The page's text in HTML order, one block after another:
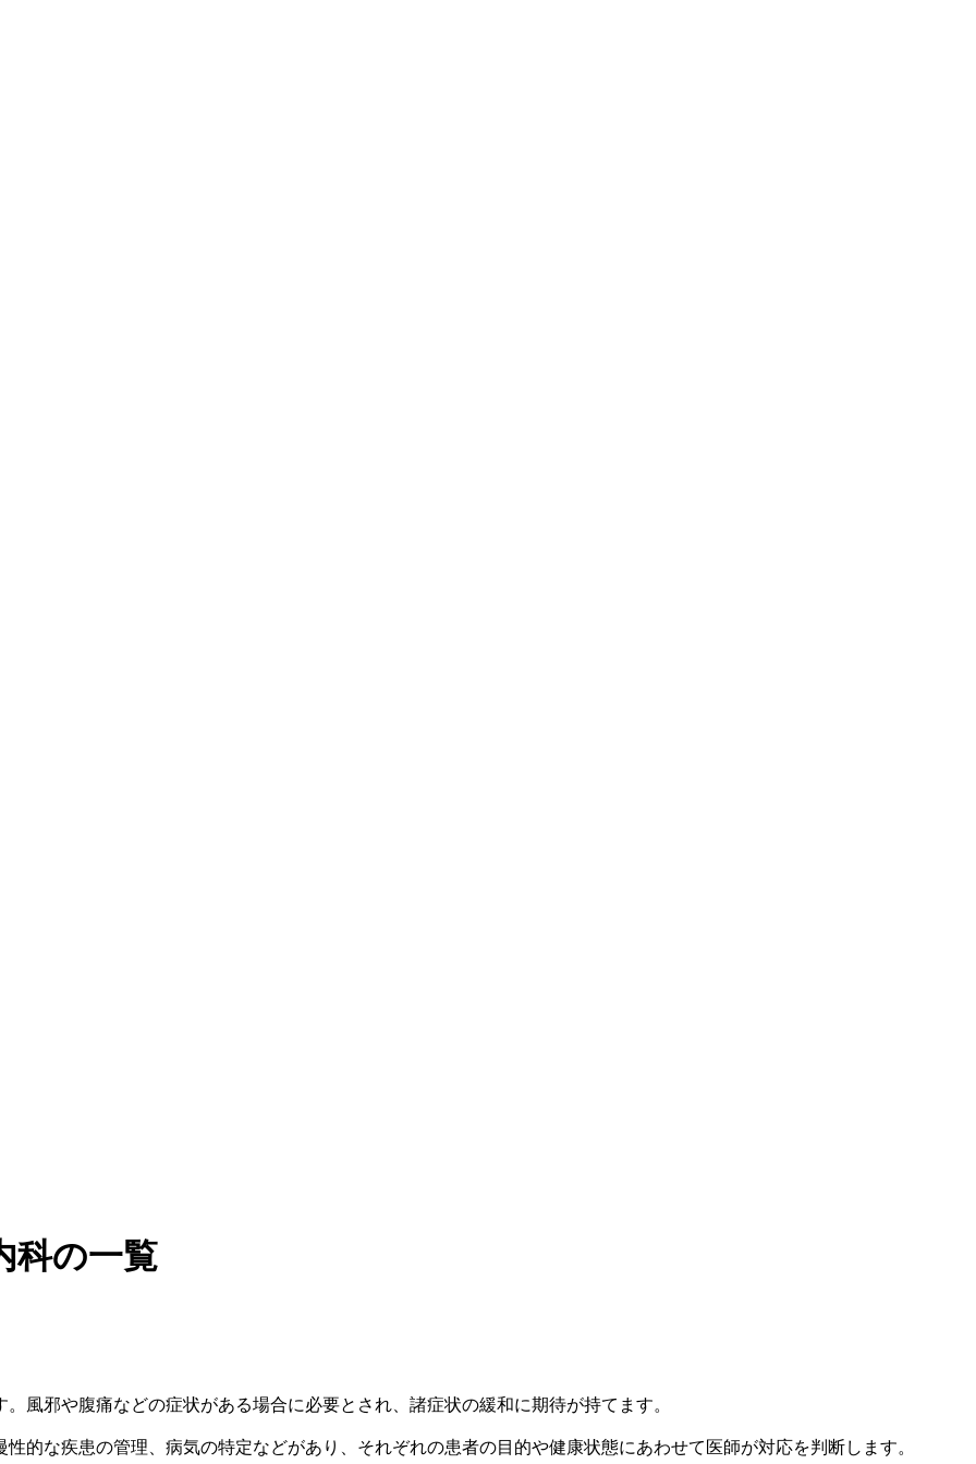
科の一覧
風邪や腹痛などの症状がある場合に必要とされ、諸症状の緩和に期待が持てます。
的な疾患の管理、病気の特定などがあり、それぞれの患者の目的や健康状態にあわせて医師が対応を判断します。